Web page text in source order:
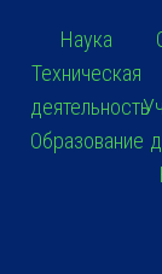
Наука
Техническая
деятельность
Образование